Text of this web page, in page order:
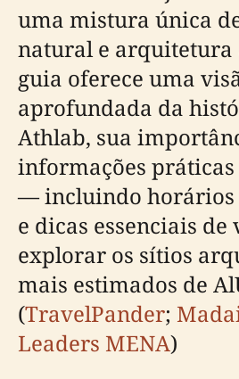
uma mistura única
natural e arquitetura
guia oferece uma
aprofundada da
Athlab, sua
informações
— incluindo horários
e dicas essenciais
explorar os sítios
mais estimados de
(TravelPander;
Leaders MENA)